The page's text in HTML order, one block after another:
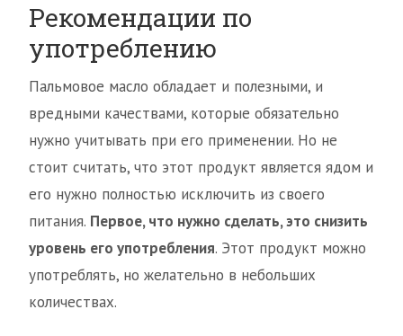
Рекомендации по
употреблению
Пальмовое масло обладает и полезными, и
вредными качествами, которые обязательно
нужно учитывать при его применении. Но не
стоит считать, что этот продукт является ядом и
его нужно полностью исключить из своего
питания. Первое, что нужно сделать, это снизить
уровень его употребления. Этот продукт можно
употреблять, но желательно в небольших
количествах.